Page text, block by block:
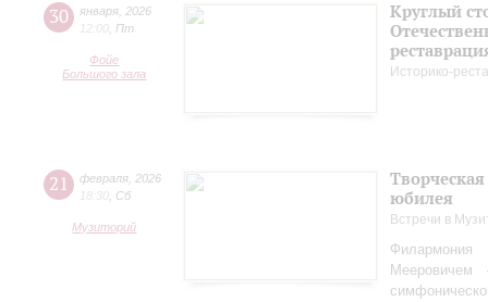
30 января 2026
12:00 Пт
Фойе
Большого зала
Круглый
Историко-
21 февраля 2026
18:30 Сб
Музиторий
юбилея
Встречи в
Мееровичем